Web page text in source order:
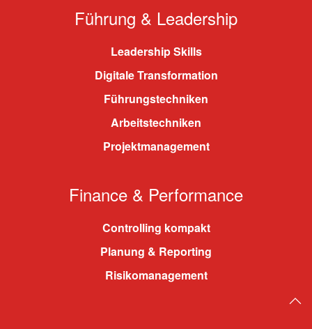
Führung & Leadership
Leadership Skills
Digitale Transformation
Führungstechniken
Arbeitstechniken
Projektmanagement
Finance & Performance
Controlling kompakt
Planung & Reporting
Risikomanagement